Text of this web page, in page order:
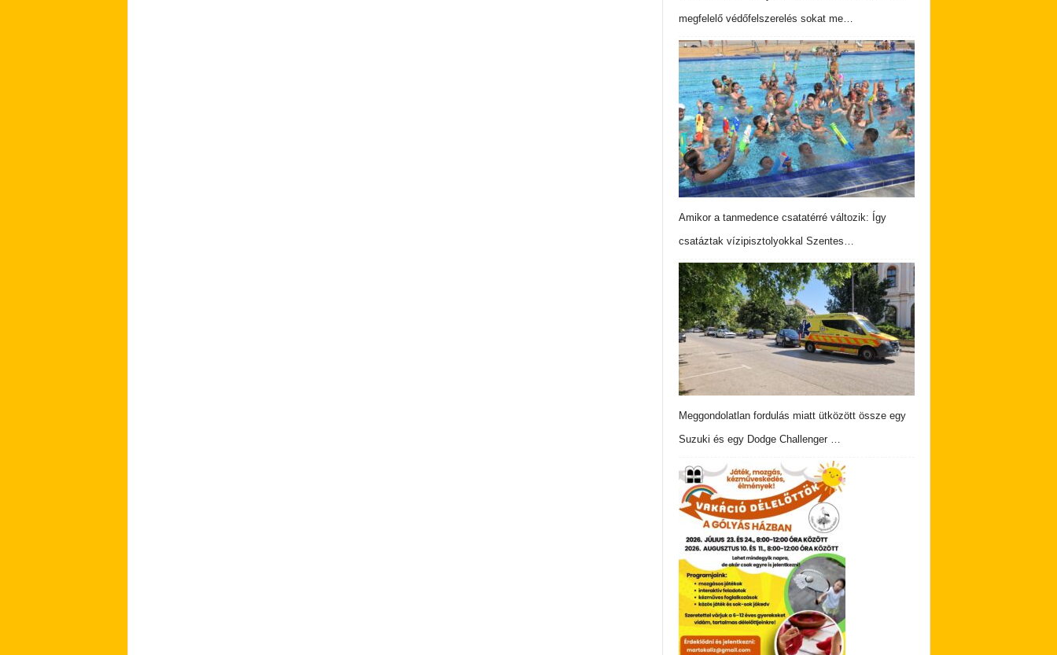
megfelelő védőfelszerelés sokat me…
Amikor a tanmedence csatatérré változik: Így
csatáztak vízipisztolyokkal Szentes…
Meggondolatlan fordulás miatt ütközött össze egy
Suzuki és egy Dodge Challenger …